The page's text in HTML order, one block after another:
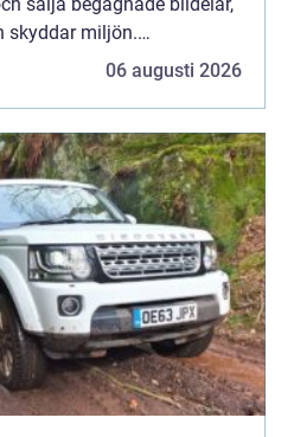
skyddar miljön.
06 augusti 2026